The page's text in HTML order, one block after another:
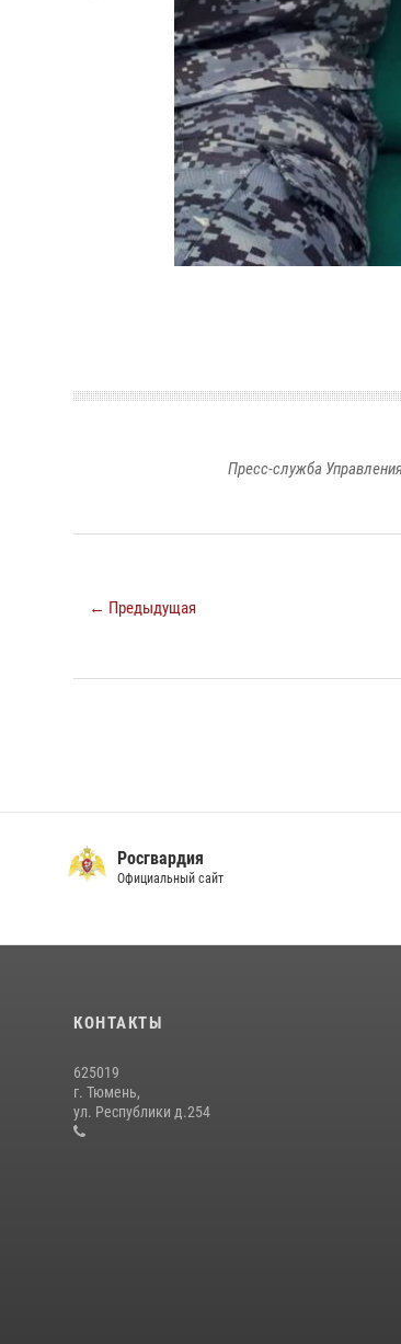
Пресс-служба
← Предыдущая
Росгвардия
Официальный сайт
КОНТАКТЫ
625019
г. Тюмень,
ул. Республики д.254